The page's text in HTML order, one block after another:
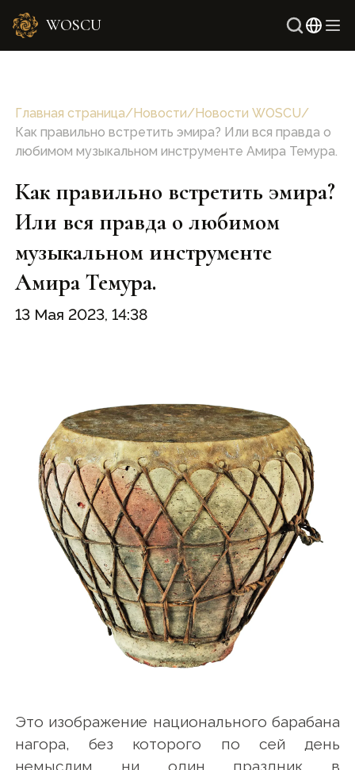
WOSCU
Главная страница/Новости/Новости WOSCU/
Как правильно встретить эмира? Или вся правда о
любимом музыкальном инструменте Амира Темура.
Как правильно встретить эмира?
Или вся правда о любимом
музыкальном инструменте
Амира Темура.
13 Мая 2023, 14:38
Это изображение национального барабана
нагора, без которого по сей день
немыслим ни один праздник в